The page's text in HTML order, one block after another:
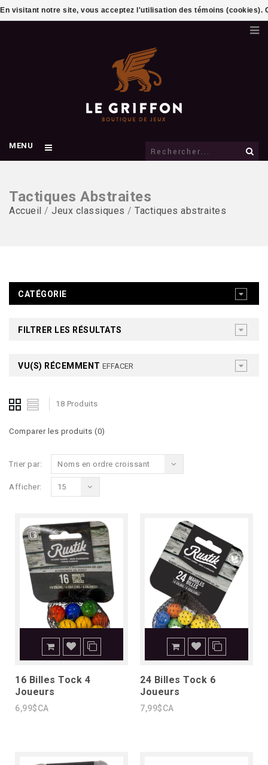
MENU
Tactiques Abstraites
Accueil / Jeux classiques / Tactiques abstraites
CATÉGORIE
FILTRER LES RÉSULTATS
VU(S) RÉCEMMENT EFFACER
18 Produits
Comparer les produits (0)
Trier par: Noms en ordre croissant
Afficher: 15
16 Billes Tock 4
Joueurs
6,99$CA
24 Billes Tock 6
Joueurs
7,99$CA
En visitant notre site, vous acceptez l'utilisation des témoins